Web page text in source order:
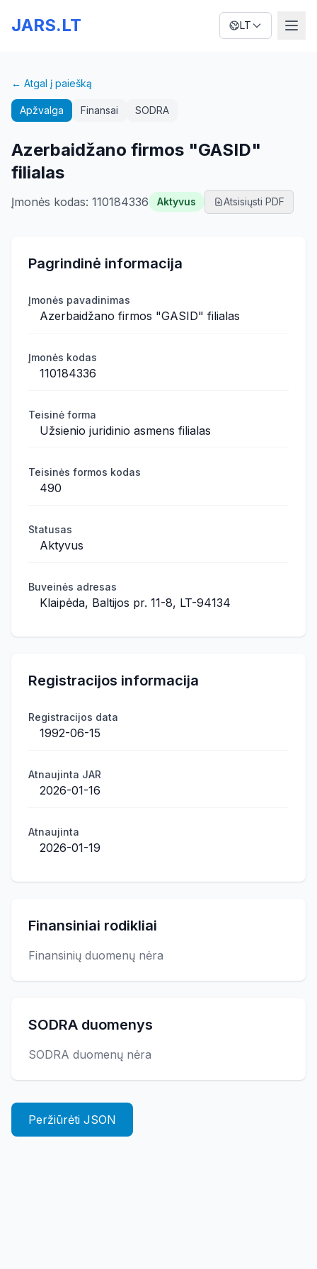
JARS.LT LT
← Atgal į paiešką
Apžvalga Finansai SODRA
Azerbaidžano firmos "GASID"
filialas
Įmonės kodas: 110184336 Aktyvus Atsisiųsti PDF
Pagrindinė informacija
Įmonės pavadinimas
Azerbaidžano firmos "GASID" filialas
Įmonės kodas
110184336
Teisinė forma
Užsienio juridinio asmens filialas
Teisinės formos kodas
490
Statusas
Aktyvus
Buveinės adresas
Klaipėda, Baltijos pr. 11-8, LT-94134
Registracijos informacija
Registracijos data
1992-06-15
Atnaujinta JAR
2026-01-16
Atnaujinta
2026-01-19
Finansiniai rodikliai
Finansinių duomenų nėra
SODRA duomenys
SODRA duomenų nėra
Peržiūrėti JSON